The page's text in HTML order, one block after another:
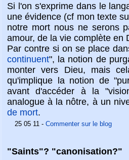
Si l'on s'exprime dans le
une évidence (cf mon texte
notre mort nous ne serons
amour, de la vie complète en
Par contre si on se place
continuent", la notion de
monter vers Dieu, mais
qu'implique la notion de
avant d'accéder à la
analogue à la nôtre, à un
de mort.
25 05 11 - Commenter sur le blog
"Saints"? "canonisation?"